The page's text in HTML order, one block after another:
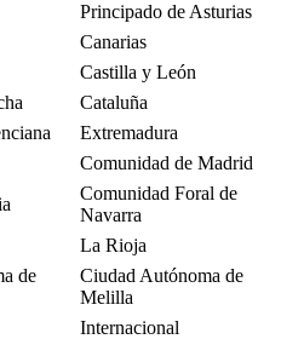
Principado de Asturias
Canarias
Castilla y León
Cataluña
Extremadura
Comunidad de Madrid
Comunidad Foral de
Navarra
La Rioja
de
Ciudad Autónoma de
Melilla
Internacional